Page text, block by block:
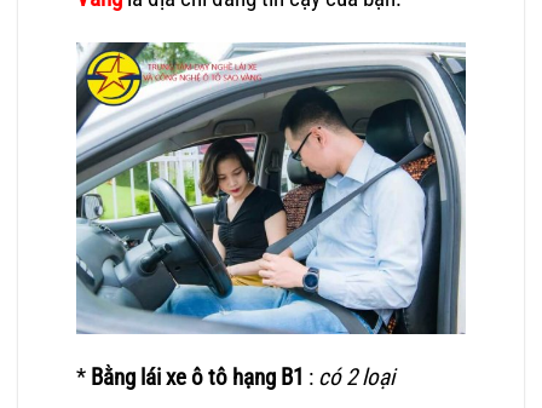
* Bằng lái xe ô tô hạng B1 : có 2 loại